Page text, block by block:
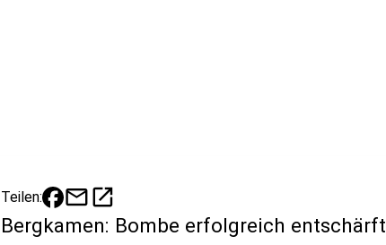
Teilen: mailopen_in_new
Bergkamen: Bombe erfolgreich entschärft